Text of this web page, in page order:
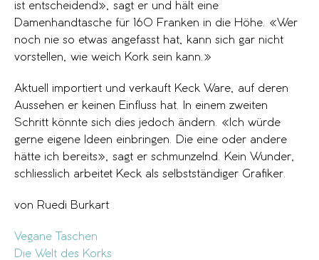
ist entscheidend», sagt er und hält eine
Damenhandtasche für 160 Franken in die Höhe. «Wer
noch nie so etwas angefasst hat, kann sich gar nicht
vorstellen, wie weich Kork sein kann.»
Aktuell importiert und verkauft Keck Ware, auf deren
Aussehen er keinen Einfluss hat. In einem zweiten
Schritt könnte sich dies jedoch ändern. «Ich würde
gerne eigene Ideen einbringen. Die eine oder andere
hätte ich bereits», sagt er schmunzelnd. Kein Wunder,
schliesslich arbeitet Keck als selbstständiger Grafiker.
von Ruedi Burkart
Vegane Taschen
Die Welt des Korks